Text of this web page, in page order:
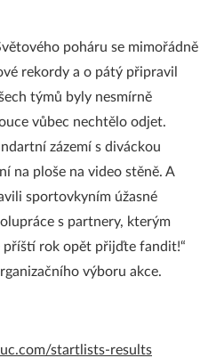
poháru se mimořádně
rekordy a o pátý připravil
týmů byly nesmírně
vůbec nechtělo odjet.
zázemí s diváckou
na ploše na video stěně. A
sportovkyním úžasné
s partnery, kterým
příští rok opět přijďte fandit!“
výboru akce.
startlists-results